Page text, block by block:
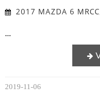
2017 MAZDA 6
...
2019-11-06